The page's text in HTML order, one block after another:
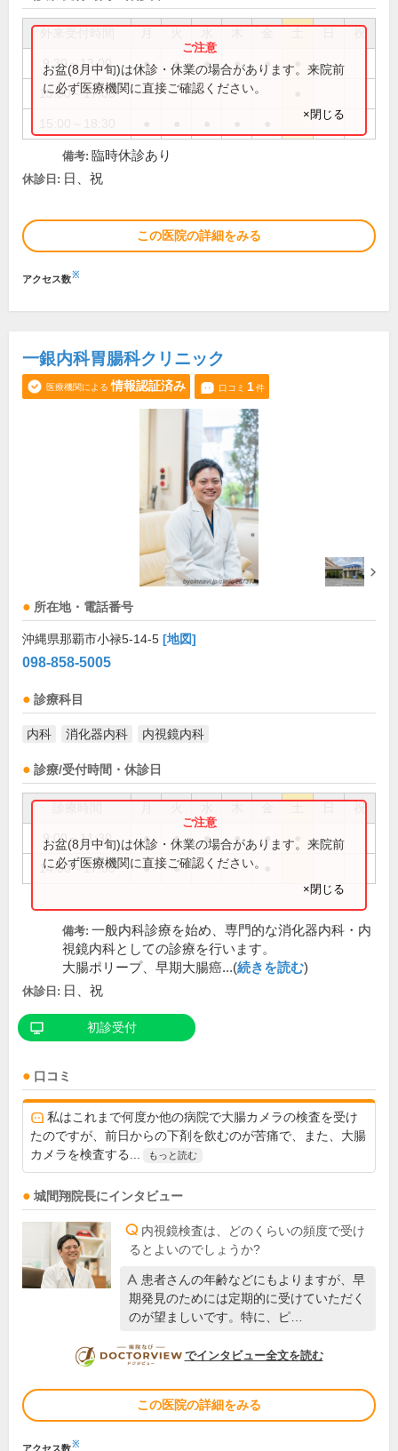
祝
9:30～13:00 ● ● ● ● ●
15:00～17:00
お盆(8月中旬)は休診・休業の場合があります。来院前
に必ず医療機関に直接ご確認ください。
×閉じる
備考: 臨時休診あり
休診日: 日、祝
この医院の詳細をみる
アクセス数※
一銀内科胃腸科クリニック
医療機関による 情報認証済み 口コミ 1件
所在地・電話番号
沖縄県那覇市小禄5-14-5 [地図]
098-858-5005
診療科目
内科 消化器内科 内視鏡内科
診療/受付時間・休診日
祝
9:00～11:30 ● ● ● ● ●
14:00～17:00 ● ●
お盆(8月中旬)は休診・休業の場合があります。来院前
に必ず医療機関に直接ご確認ください。
×閉じる
備考: 一般内科診療を始め、専門的な消化器内科・内
視鏡内科としての診療を行います。
大腸ポリープ、早期大腸癌...(続きを読む)
休診日: 日、祝
初診受付
口コミ
私はこれまで何度か他の病院で大腸カメラの検査を受け
たのですが、前日からの下剤を飲むのが苦痛で、また、大腸
カメラを検査する...
もっと読む
城間翔 院長にインタビュー
内視鏡検査は、どのくらいの頻度で受け
るとよいのでしょうか?
患者さんの年齢などにもよりますが、早
期発見のためには定期的に受けていただく
のが望ましいです。特に、ピ…
DOCTORVIEW
でインタビュー全文を読む
この医院の詳細をみる
アクセス数※